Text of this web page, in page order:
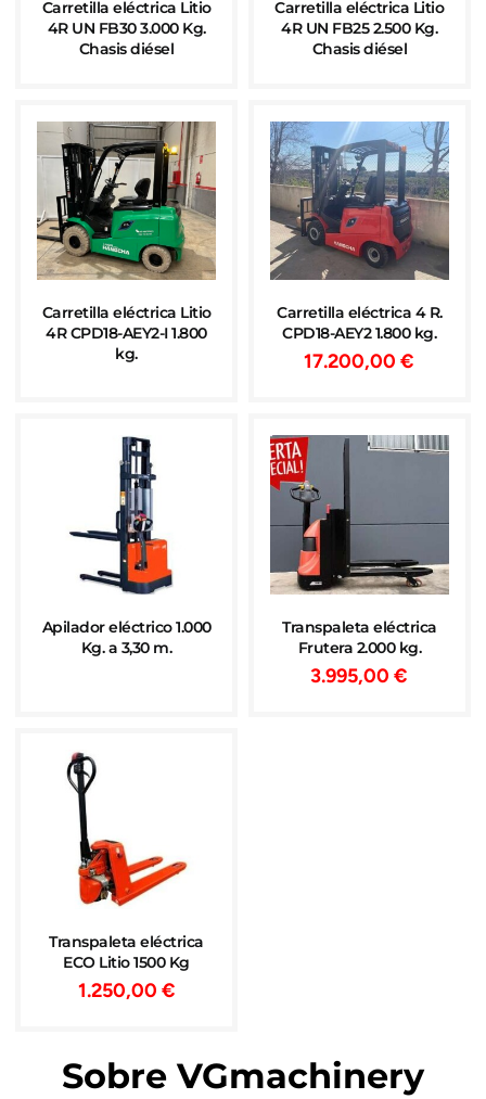
Carretilla eléctrica Litio
4R UN FB30 3.000 Kg.
Chasis diésel
Carretilla eléctrica Litio
4R UN FB25 2.500 Kg.
Chasis diésel
Carretilla eléctrica Litio
4R CPD18-AEY2-I 1.800
kg.
Carretilla eléctrica 4 R.
CPD18-AEY2 1.800 kg.
17.200,00€
Apilador eléctrico 1.000
Kg. a 3,30 m.
Transpaleta eléctrica
Frutera 2.000 kg.
3.995,00€
Transpaleta eléctrica
ECO Litio 1500 Kg
1.250,00 €
Sobre VGmachinery